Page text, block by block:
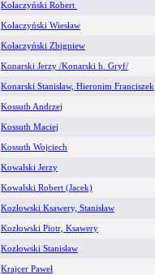
Kołaczyński Robert
Kołaczyński Wiesław
Kołaczyński Zbigniew
Konarski Jerzy /Konarski h. Gryf/
Konarski Stanisław, Hieronim Franciszek
Kossuth Andrzej
Kossuth Maciej
Kossuth Wojciech
Kowalski Jerzy
Kowalski Robert (Jacek)
Kozłowski Ksawery, Stanisław
Kozłowski Piotr, Ksawery
Kozłowski Stanisław
Krajcer Paweł